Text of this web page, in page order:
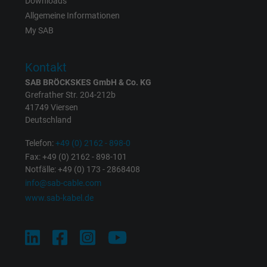
Zweck
eines wiederkehrenden Benutzers
Name
Anbieter Facebook Ireland Ltd.
Laufzeit
Zweck
Cookie von Facebook für Website-Analyse,
Anzeigenausrichtung und
Name act, Facebook Pixel
Anbieter Facebook Ireland Ltd.
Allgemeine Informationen
My SAB
Kontakt
SAB BRÖCKSKES GmbH & Co. KG
Grefrather Str. 204-212b
41749 Viersen
Deutschland
Telefon:+49 (0) 2162 - 898-0
Fax: +49 (0) 2162 - 898-101
Notfälle: +49 (0) 173 - 2868408
info@sab-cable.com
www.sab-kabel.de